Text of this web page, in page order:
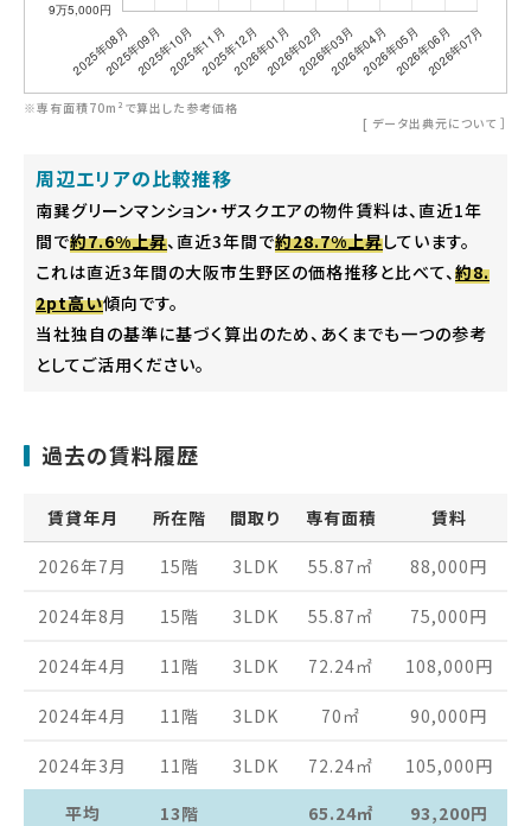
※専有面積70m²で算出した参考価格
[ データ出典元について ］
周辺エリアの比較推移
南巽グリーンマンション・ザスクエアの物件賃料は、直近1年
間で約7.6%上昇、直近3年間で約28.7%上昇しています。
これは直近3年間の大阪市生野区の価格推移と比べて、 約8.
2pt高い傾向です。
当社独自の基準に基づく算出のため、あくまでも一つの参考
としてご活用ください。
過去の賃料履歴
賃貸年月 所在階 間取り 専有面積 賃料
2026年7月 15階 3LDK 55.87 ㎡ 88,000円
2024年8月 15階 3LDK 55.87 ㎡ 75,000円
2024年4月 11階 3LDK 72.24㎡ 108,000円
2024年4月 11階 3LDK 70 ㎡ 90,000円
2024年3月 11階 3LDK 72.24㎡ 105,000円
平均
13階 65.24㎡ 93,200円